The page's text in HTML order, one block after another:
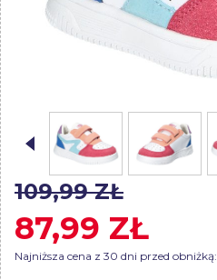
109,99 ZŁ
87,99 ZŁ
Najniższa cena z 30 dni przed obniżką: